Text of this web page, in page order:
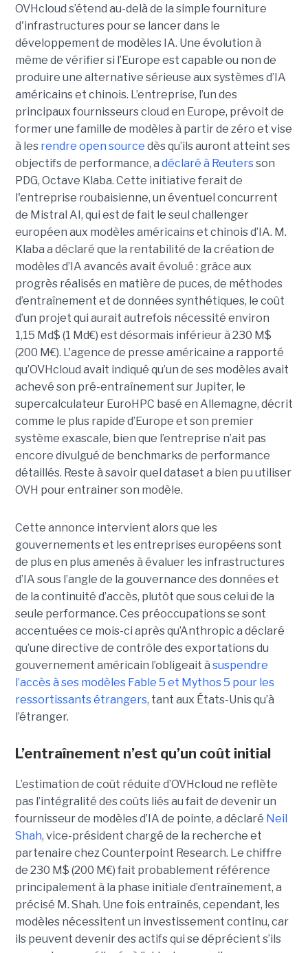
OVHcloud s’étend au-delà de la simple fourniture
d'infrastructures pour se lancer dans le
développement de modèles IA. Une évolution à
même de vérifier si l’Europe est capable ou non de
produire une alternative sérieuse aux systèmes d’IA
américains et chinois. L’entreprise, l’un des
principaux fournisseurs cloud en Europe, prévoit de
former une famille de modèles à partir de zéro et vise
à les rendre open source dès qu’ils auront atteint ses
objectifs de performance, a déclaré à Reutersson
PDG, Octave Klaba. Cette initiative ferait de
l'entreprise roubaisienne, un éventuel concurrent
de Mistral AI, qui est de fait le seul challenger
européen aux modèles américains et chinois d’IA. M.
Klaba a déclaré que la rentabilité de la création de
modèles d’IA avancés avait évolué : grâce aux
progrès réalisés en matière de puces, de méthodes
d’entraînement et de données synthétiques, le coût
d’un projet qui aurait autrefois nécessité environ
1,15 Md$ (1 Md€) est désormais inférieur à 230 M$
(200 M€). L'agence de presse américaine a rapporté
qu’OVHcloud avait indiqué qu’un de ses modèles avait
achevé son pré-entraînement sur Jupiter, le
supercalculateur EuroHPC basé en Allemagne, décrit
comme le plus rapide d’Europe et son premier
système exascale, bien que l’entreprise n’ait pas
encore divulgué de benchmarks de performance
détaillés. Reste à savoir quel dataset a bien pu utiliser
OVH pour entrainer son modèle.
Cette annonce intervient alors que les
gouvernements et les entreprises européens sont
de plus en plus amenés à évaluer les infrastructures
d’IA sous l’angle de la gouvernance des données et
de la continuité d’accès, plutôt que sous celui de la
seule performance. Ces préoccupations se sont
accentuées ce mois-ci après qu’Anthropic a déclaré
qu’une directive de contrôle des exportationsdu
gouvernement américain l’obligeait à suspendre
l’accès à ses modèles Fable 5 et Mythos 5 pour les
ressortissants étrangers, tant aux États-Unis qu’à
l’étranger.
L’entraînement n’est qu’un coût initial
L’estimation de coût réduite d’OVHcloud ne reflète
pas l’intégralité des coûts liés au fait de devenir un
fournisseur de modèles d’IA de pointe, a déclaré Neil
Shah, vice-président chargé de la recherche et
partenaire chez Counterpoint Research. Le chiffre
de 230 M$ (200 M€) fait probablement référence
principalement à la phase initiale d’entraînement, a
précisé M. Shah. Une fois entraînés, cependant, les
modèles nécessitent un investissement continu, car
ils peuvent devenir des actifs qui se déprécient s’ils